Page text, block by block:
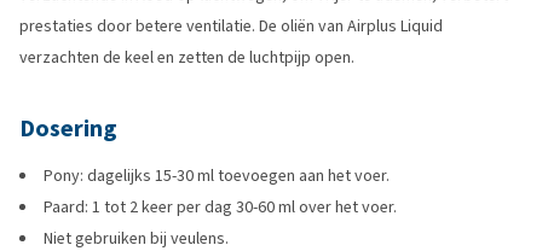
prestaties door betere ventilatie. De oliën van Airplus Liquid
verzachten de keel en zetten de luchtpijp open.
Dosering
Pony: dagelijks 15-30 ml toevoegen aan het voer.
Paard: 1 tot 2 keer per dag 30-60 ml over het voer.
Niet gebruiken bij veulens.